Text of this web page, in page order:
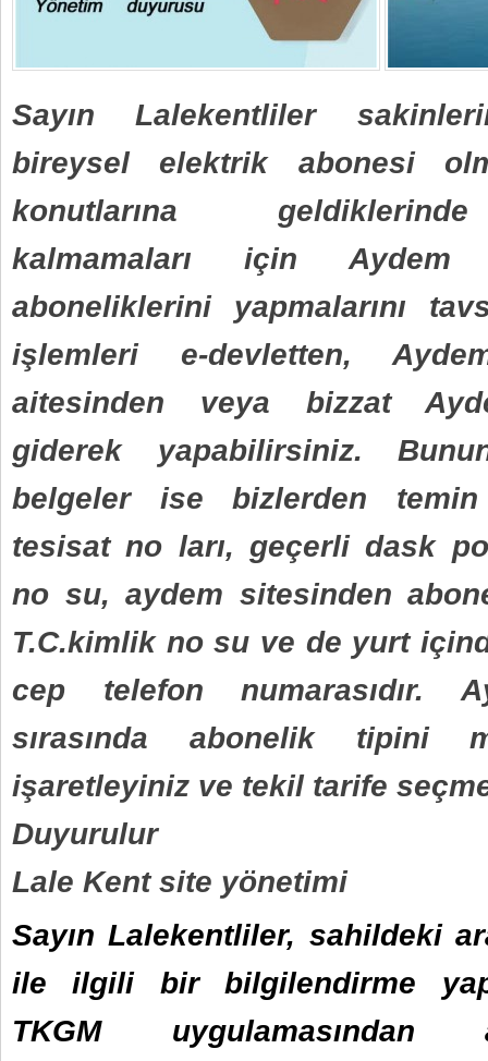
Sayın Lalekentliler
bireysel elektrik abonesi
konutlarına
kalmamaları için
aboneliklerini yapmalarını
işlemleri e-devletten,
aitesinden veya bizzat
giderek yapabilirsiniz.
belgeler ise bizlerden temin
tesisat no ları, geçerli dask
no su, aydem sitesinden
T.C.kimlik no su ve de yurt
cep telefon numarasıdır.
sırasında abonelik tipini
işaretleyiniz ve tekil tarife
Duyurulur
Lale Kent site yönetimi
Sayın Lalekentliler, sahildeki
ile ilgili bir bilgilendirme
TKGM uygulamasından